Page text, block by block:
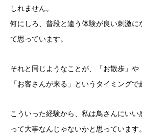
しれません。
何にしろ、普段と違う体験が良い刺激に
て思っています。
それと同じようなことが、「お散歩」や
「お客さんが来る」というタイミングで
こういった経験から、私は鳥さんにいい
って大事なんじゃないかと思っています。